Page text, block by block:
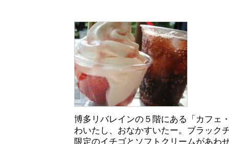
博多リバレインの５階にある「カフェ
わいたし、おなかすいたー。ブラック
限定のイチゴとソフトクリームがあわ